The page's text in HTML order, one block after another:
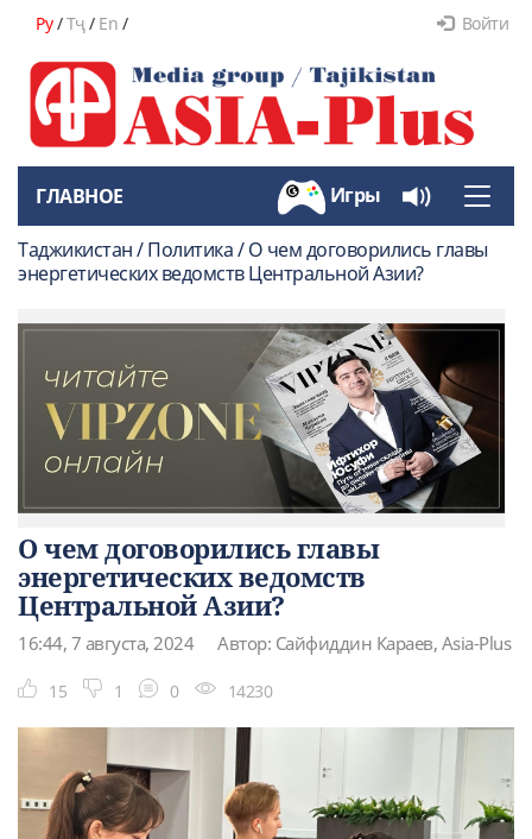
Ру/Тҷ/ En / Войти
Toggle
ГЛАВНОЕ Игры
Таджикистан / Политика / О чем договорились главы
энергетических ведомств Центральной Азии?
О чем договорились главы
энергетических ведомств
Центральной Азии?
16:44, 7 августа, 2024 Автор: Сайфиддин Караев, Asia-Plus
15 1 0 14230